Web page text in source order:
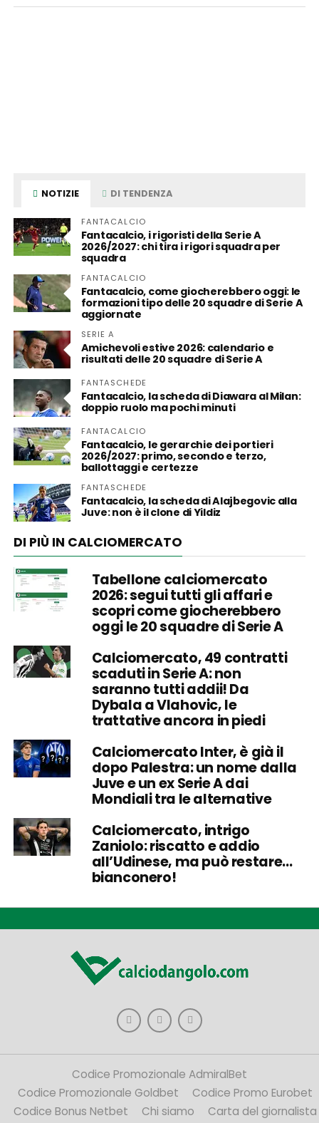
NOTIZIE DI TENDENZA
FANTACALCIO
Fantacalcio, i rigoristi della Serie A
2026/2027: chi tira i rigori squadra per
squadra
FANTACALCIO
Fantacalcio, come giocherebbero oggi: le
formazioni tipo delle 20 squadre di Serie A
aggiornate
SERIE A
Amichevoli estive 2026: calendario e
risultati delle 20 squadre di Serie A
FANTASCHEDE
Fantacalcio, la scheda di Diawara al Milan:
doppio ruolo ma pochi minuti
FANTACALCIO
Fantacalcio, le gerarchie dei portieri
2026/2027: primo, secondo e terzo,
ballottaggi e certezze
FANTASCHEDE
Fantacalcio, la scheda di Alajbegovic alla
Juve: non è il clone di Yildiz
DI PIÙ IN CALCIOMERCATO
Tabellone calciomercato
2026: segui tutti gli affari e
scopri come giocherebbero
oggi le 20 squadre di Serie A
Calciomercato, 49 contratti
scaduti in Serie A: non
saranno tutti addii! Da
Dybala a Vlahovic, le
trattative ancora in piedi
Calciomercato Inter, è già il
dopo Palestra: un nome dalla
Juve e un ex Serie A dai
Mondiali tra le alternative
Calciomercato, intrigo
Zaniolo: riscatto e addio
all’Udinese, ma può restare…
bianconero!
Codice Promozionale AdmiralBet
Codice Promozionale Goldbet
Codice Promo Eurobet
Codice Bonus Netbet
Chi siamo
Carta del giornalista